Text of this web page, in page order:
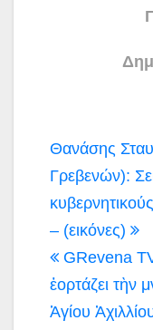
άρθρων
Θανάσης
Γρεβενών):
– (εικόνες)
GRevena
ἑορτάζει τὴν
Ἁγίου